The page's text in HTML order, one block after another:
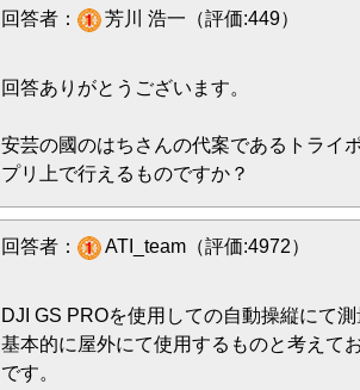
回答者： 芳川 浩一（評価:449）
回答ありがとうございます。
安芸の國のはちさんの代案であるトライ
プリ上で行えるものですか？
回答者： ATI_team（評価:4972）
DJI GS PROを使用しての自動操縦にて
基本的に屋外にて使用するものと考えて
です。